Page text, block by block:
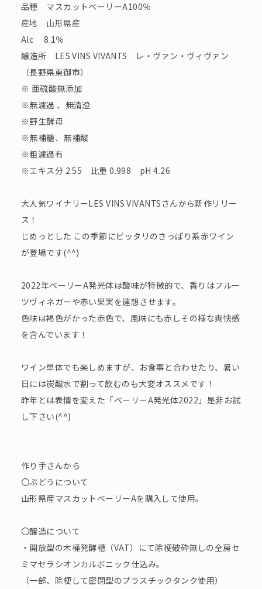
品種 マスカットベーリーA100％
産地 山形県産
Alc 8.1％
醸造所 LES VINS VIVANTS レ・ヴァン・ヴィヴァン
（長野県東御市）
※ 亜硫酸無添加
※無濾過 、無清澄
※野生酵母
※無補糖、無補酸
※粗濾過有
※エキス分 2.55 比重 0.998 pH 4.26
大人気ワイナリーLES VINS VIVANTSさんから新作リリー
ス！
じめっとした この季節にピッタリのさっぱり系赤ワイン
が登場です(^^)
2022年ベーリーA発光体は酸味が特徴的で、香りはフルー
ツヴィネガーや赤い果実を連想させます。
色味は褐色がかった赤色で、風味にも赤しその様な爽快感
を含んでいます！
ワイン単体でも楽しめますが、お食事と合わせたり、暑い
日には炭酸水で割って飲むのも大変オススメです！
昨年とは表情を変えた「ベーリーA発光体2022」是非お試
し下さい(^^)
作り手さんから
〇ぶどうについて
山形県産マスカットベーリーAを購入して使用。
〇醸造について
・開放型の木桶発酵槽（VAT）にて除梗破砕無しの全房セ
ミマセラシオンカルボニック仕込み。
（一部、除梗して密閉型のプラスチックタンク使用）